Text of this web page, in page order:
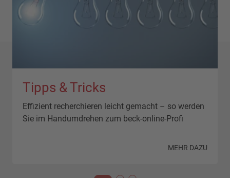
Tipps & Tricks
Effizient recherchieren leicht gemacht – so werden
Sie im Handumdrehen zum beck-online-Profi
MEHR DAZU